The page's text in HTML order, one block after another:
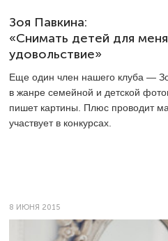
Зоя Павкина:
«Снимать детей для
удовольствие»
Еще один член нашего клуба —
в жанре семейной и детской
пишет картины. Плюс проводит
участвует в конкурсах.
8 ИЮНЯ 2015